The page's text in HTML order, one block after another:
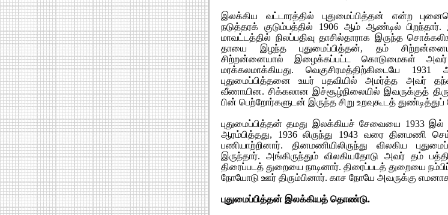
இலக்கிய வட்டாரத்தில் புதுமைப்பித்தன் என்ற
நடுத்தரக் குடும்பத்தில் 1906 ஆம் ஆண்டில்
மாவட்டத்தில் நிலப்பதிவு தாசில்தாராக இருந்த
தாயை இழந்த புதுமைப்பித்தன், தம்
சிற்றன்னையால் இழைக்கப்பட்ட கொடுமைகள்
மரக்கலமாக்கியது. வெகுசிரமத்திற்கிடையே
புதுமைப்பித்தனை உயர் பதவியில் அமர்த்த அவர்
வீணாயின. சிக்கலான இச்சூழ்நிலையில் இவருக்குத்
பின் பெற்றோர்களுடன் இருந்த சிறு உறவுகூடத் துண்டித்துப்
புதுமைப்பித்தன் தமது இலக்கியச் சேவையை 1933 இல்
ஆரம்பித்தது, 1936 லிருந்து 1943 வரை தினமணி
பணியாற்றினார். தினமணியிலிருந்து விலகிய
இருந்தார். அங்கிருந்தும் விலகியதோடு அவர் தம்
திரைப்படத் துறையை நாடினார். திரைப்படத் துறையை
நோயோடு ஊர் திரும்பினார். காச நோயே அவருக்கு
புதுமைப்பித்தன் இலக்கியத் தொண்டு.